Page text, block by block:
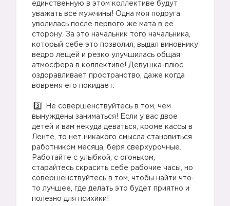
единственную в этом коллективе будут
уважать все мужчины! Одна моя подруга
уволилась после первого же мата в ее
сторону. За это начальник того начальника,
который себе это позволил, выдал виновнику
ведро лещей и резко улучшилась общая
атмосфера в коллективе! Девушка-плюс
оздоравливает пространство, даже когда
вовремя его покидает.
Не совершенствуйтесь в том, чем
вынуждены заниматься! Если у вас двое
детей и вам некуда деваться, кроме кассы в
Ленте, то нет никакого смысла становиться
работником месяца, беря сверхурочные.
Работайте с улыбкой, с огоньком,
старайтесь скрасить себе рабочие часы, но
совершенствуйтесь в том, чтобы найти что-
то лучшее, где делать это будет приятно и
полезно для психики!